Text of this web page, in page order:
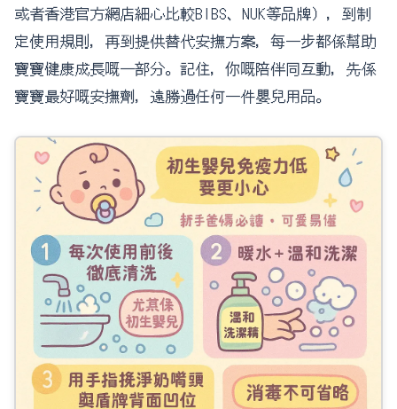
或者香港官方網店細心比較BIBS、NUK等品牌），到制
定使用規則，再到提供替代安撫方案，每一步都係幫助
寶寶健康成長嘅一部分。記住，你嘅陪伴同互動，先係
寶寶最好嘅安撫劑，遠勝過任何一件嬰兒用品。